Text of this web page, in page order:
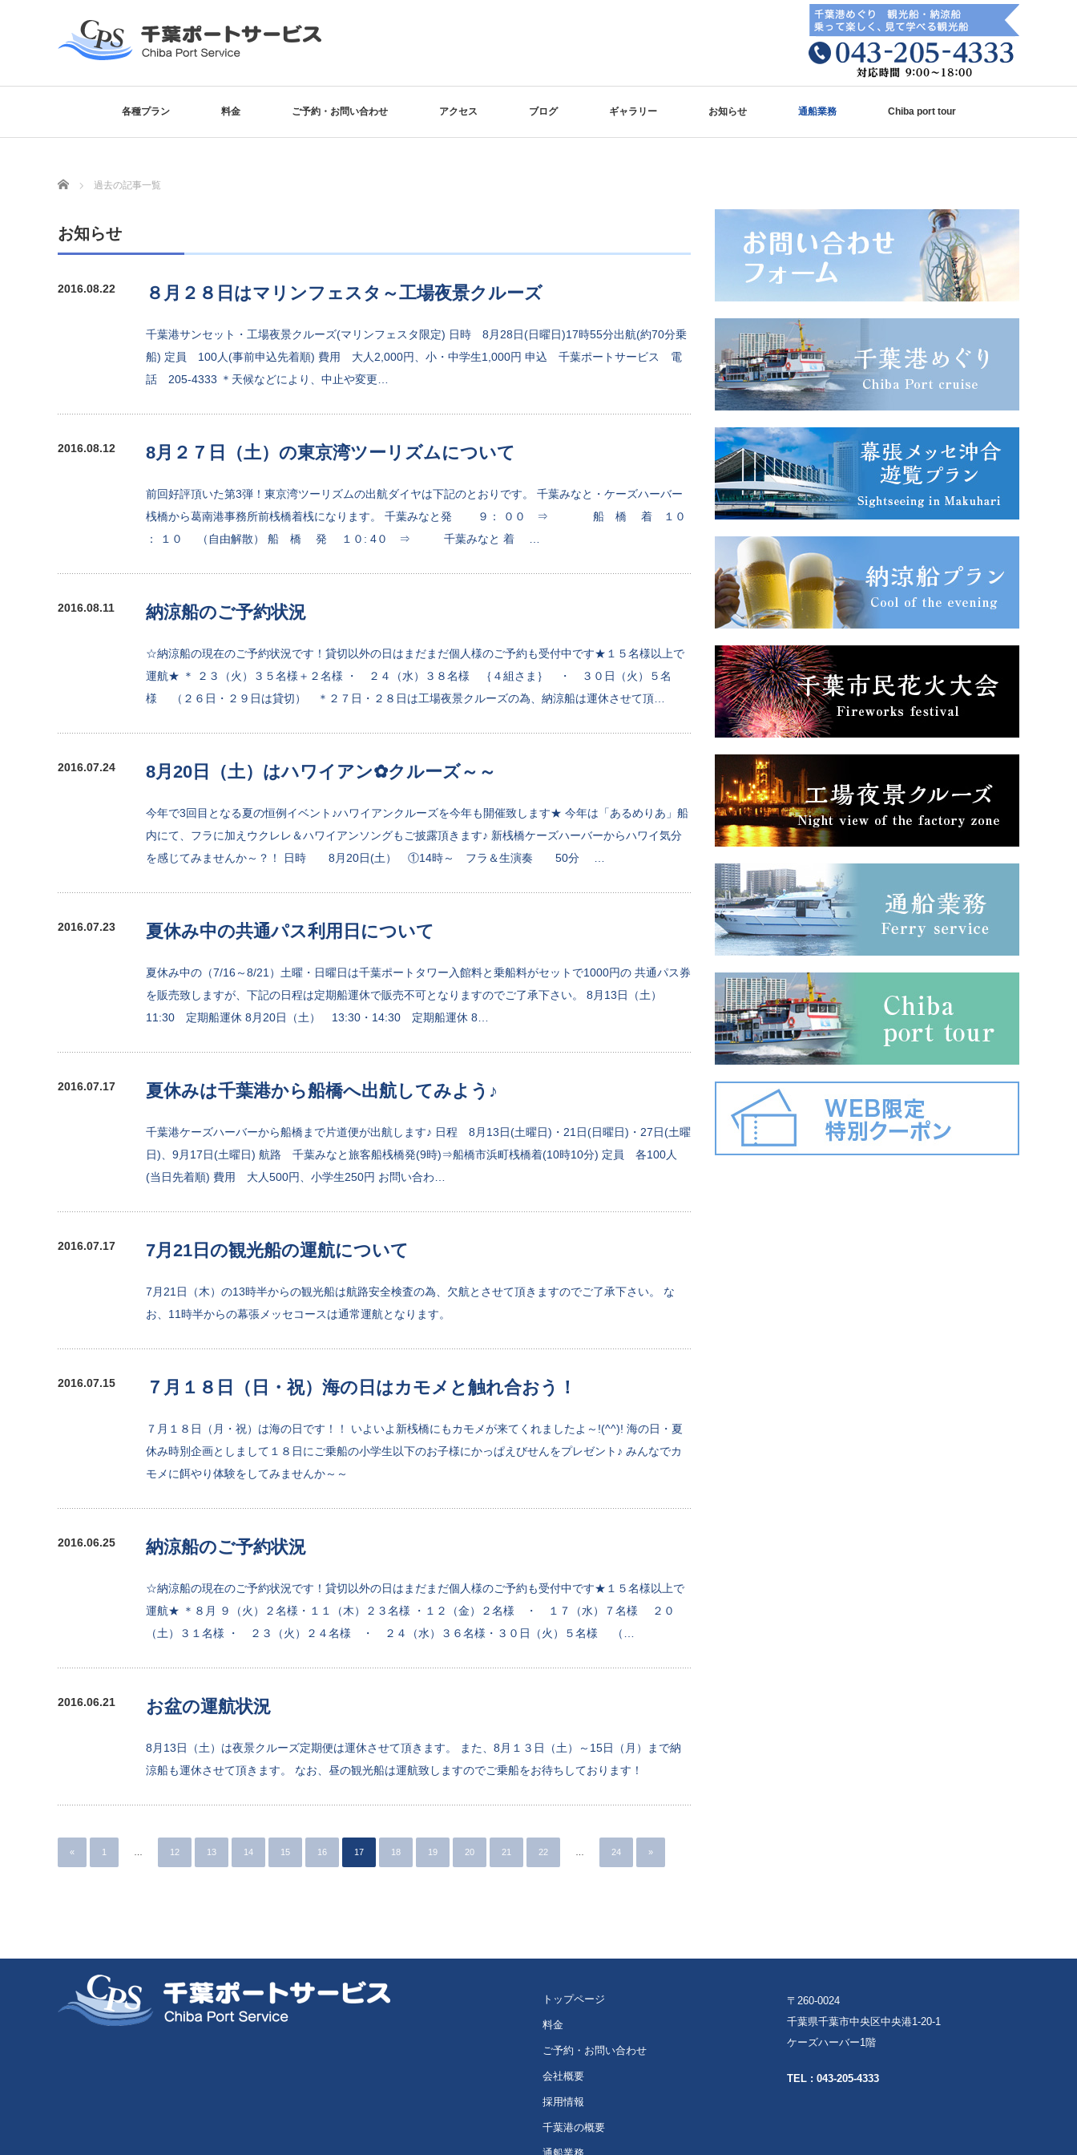
各種プラン 料金 ご予約・お問い合わせ アクセス ブログ ギャラリー お知らせ 通船業務 Chiba port tour
Home 過去の記事一覧
お知らせ
2016.08.22 ８月２８日はマリンフェスタ～工場夜景クルーズ
千葉港サンセット・工場夜景クルーズ(マリンフェスタ限定) 日時 8月28日(日曜日)17時55分出航(約70分乗
船) 定員 100人(事前申込先着順) 費用 大人2,000円、小・中学生1,000円 申込 千葉ポートサービス 電
話 205-4333 ＊天候などにより、中止や変更…
2016.08.12 8月２７日（土）の東京湾ツーリズムについて
前回好評頂いた第3弾！東京湾ツーリズムの出航ダイヤは下記のとおりです。 千葉みなと・ケーズハーバー
桟橋から葛南港事務所前桟橋着桟になります。 千葉みなと発 ９： ００ ⇒ 船 橋 着 １０
： １０ （自由解散） 船 橋 発 １０: 4０ ⇒ 千葉みなと 着 …
2016.08.11 納涼船のご予約状況
☆納涼船の現在のご予約状況です！貸切以外の日はまだまだ個人様のご予約も受付中です★１５名様以上で
運航★ ＊ ２３（火）３５名様＋２名様 ・ ２４（水）３８名様 ｛４組さま｝ ・ ３０日（火）５名
様 （２６日・２９日は貸切） ＊２７日・２８日は工場夜景クルーズの為、納涼船は運休させて頂…
2016.07.24 8月20日（土）はハワイアン✿クルーズ～～
今年で3回目となる夏の恒例イベント♪ハワイアンクルーズを今年も開催致します★ 今年は「あるめりあ」船
内にて、フラに加えウクレレ＆ハワイアンソングもご披露頂きます♪ 新桟橋ケーズハーバーからハワイ気分
を感じてみませんか～？！ 日時 8月20日(土） ①14時～ フラ＆生演奏 50分 …
2016.07.23 夏休み中の共通パス利用日について
夏休み中の（7/16～8/21）土曜・日曜日は千葉ポートタワー入館料と乗船料がセットで1000円の 共通パス券
を販売致しますが、下記の日程は定期船運休で販売不可となりますのでご了承下さい。 8月13日（土）
11:30 定期船運休 8月20日（土） 13:30・14:30 定期船運休 8…
2016.07.17 夏休みは千葉港から船橋へ出航してみよう♪
千葉港ケーズハーバーから船橋まで片道便が出航します♪ 日程 8月13日(土曜日)・21日(日曜日)・27日(土曜
日)、9月17日(土曜日) 航路 千葉みなと旅客船桟橋発(9時)⇒船橋市浜町桟橋着(10時10分) 定員 各100人
(当日先着順) 費用 大人500円、小学生250円 お問い合わ…
2016.07.17 7月21日の観光船の運航について
7月21日（木）の13時半からの観光船は航路安全検査の為、欠航とさせて頂きますのでご了承下さい。 な
お、11時半からの幕張メッセコースは通常運航となります。
2016.07.15 ７月１８日（日・祝）海の日はカモメと触れ合おう！
７月１８日（月・祝）は海の日です！！ いよいよ新桟橋にもカモメが来てくれましたよ～!(^^)! 海の日・夏
休み時別企画としまして１８日にご乗船の小学生以下のお子様にかっぱえびせんをプレゼント♪ みんなでカ
モメに餌やり体験をしてみませんか～～
2016.06.25 納涼船のご予約状況
☆納涼船の現在のご予約状況です！貸切以外の日はまだまだ個人様のご予約も受付中です★１５名様以上で
運航★ ＊８月 ９（火）２名様・１１（木）２３名様 ・１２（金）２名様 ・ １７（水）７名様 ２０
（土）３１名様 ・ ２３（火）２４名様 ・ ２４（水）３６名様・３０日（火）５名様 （…
2016.06.21 お盆の運航状況
8月13日（土）は夜景クルーズ定期便は運休させて頂きます。 また、8月１３日（土）～15日（月）まで納
涼船も運休させて頂きます。 なお、昼の観光船は運航致しますのでご乗船をお待ちしております！
« 1 12 13 14 15 16 17 18 19 20 21 22 24 »
トップページ
料金
ご予約・お問い合わせ
会社概要
採用情報
千葉港の概要
〒260-0024
千葉県千葉市中央区中央港1-20-1
ケーズハーバー1階
TEL : 043-205-4333